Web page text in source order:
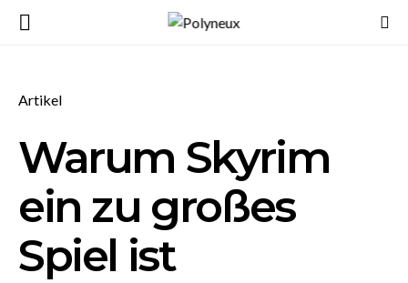
Artikel
Warum Skyrim
ein zu großes
Spiel ist